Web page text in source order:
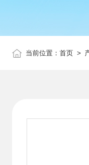
当前位置： 首页 >